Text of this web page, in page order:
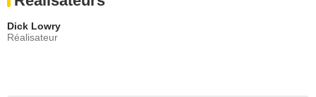
Dick Lowry
Réalisateur